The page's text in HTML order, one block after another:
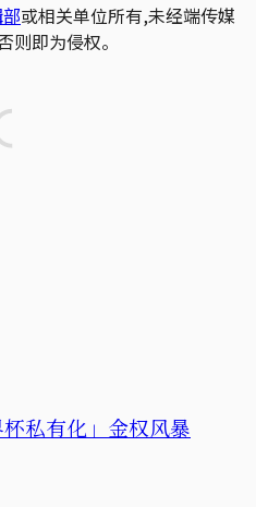
或相关单位所有,未经端传媒
即为侵权。
私有化」金权风暴